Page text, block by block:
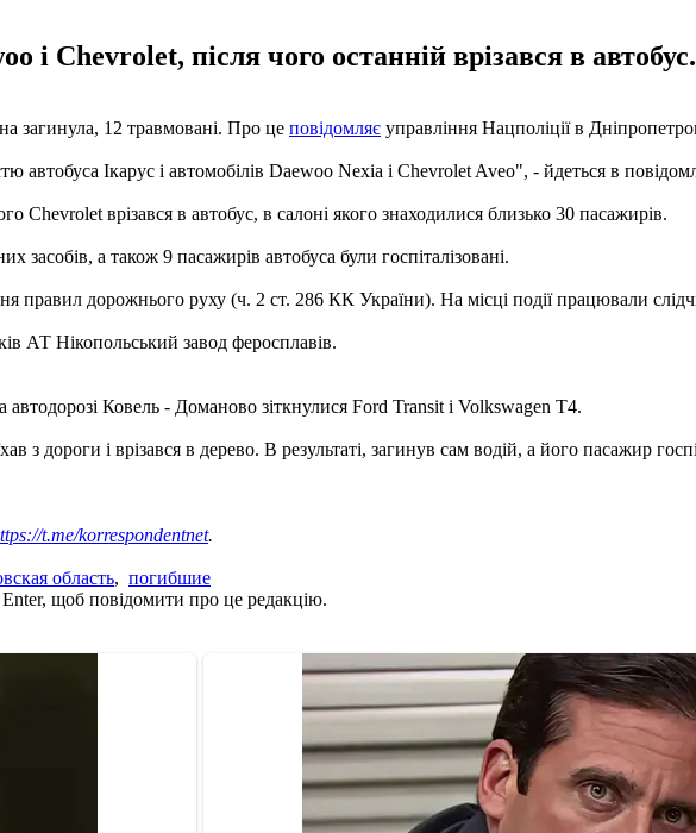
і Chevrolet, після чого останній врізався в автобус.
загинула, 12 травмовані. Про це повідомляє управління Нацполіції в
автобуса Ікарус і автомобілів Daewoo Nexia і Chevrolet Aveo", - йдеться в
Chevrolet врізався в автобус, в салоні якого знаходилися близько 30 пасажирів.
засобів, а також 9 пасажирів автобуса були госпіталізовані.
дорожнього руху (ч. 2 ст. 286 КК України). На місці події працювали
АТ Нікопольський завод феросплавів.
Ковель - Доманово зіткнулися Ford Transit і Volkswagen Т4.
з дороги і врізався в дерево. В результаті, загинув сам водій, а його пасажир
t.me/korrespondentnet.
область, погибшие
щоб повідомити про це редакцію.